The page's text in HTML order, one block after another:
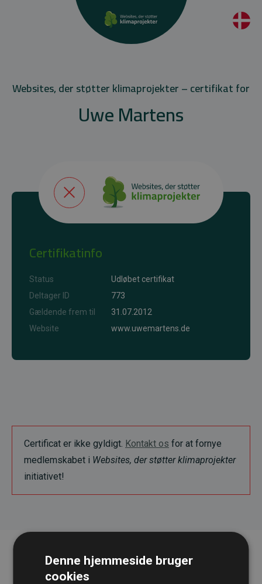
Websites, der støtter klimaprojekter – certifikat for
Uwe Martens
Certifikatinfo
Status
Udløbet certifikat
Deltager ID
773
Gældende frem til
31.07.2012
Website
www.uwemartens.de
Certificat er ikke gyldigt. Kontakt os for at fornye
medlemskabet i Websites, der støtter klimaprojekter
initiativet!
Denne hjemmeside bruger
cookies